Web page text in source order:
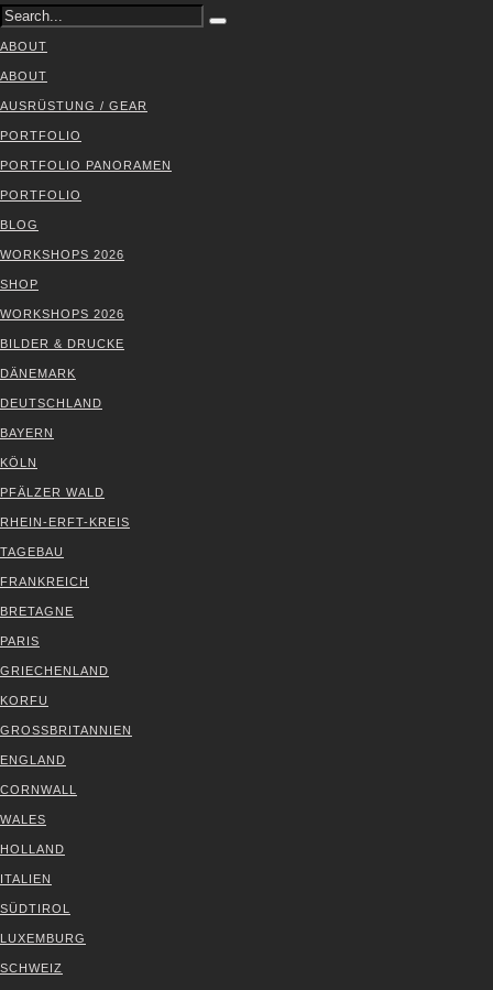
ABOUT
ABOUT
AUS­RÜS­TUNG / GEAR
PORT­FO­LIO
PORT­FO­LIO PAN­ORA­MEN
PORT­FO­LIO
BLOG
WORK­SHOPS 2026
SHOP
WORK­SHOPS 2026
BIL­DER & DRU­CKE
DÄNE­MARK
DEUTSCH­LAND
BAY­ERN
KÖLN
PFÄL­ZER WALD
RHEIN-ERFT-KREIS
TAGE­BAU
FRANK­REICH
BRE­TA­GNE
PARIS
GRIE­CHEN­LAND
KOR­FU
GROSS­BRI­TAN­NI­EN
ENG­LAND
CORN­WALL
WALES
HOL­LAND
ITA­LI­EN
SÜD­TI­ROL
LUXEM­BURG
SCHWEIZ